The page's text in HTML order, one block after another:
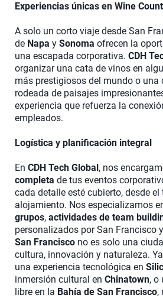
Experiencias únicas en Wine
A solo un corto viaje desde San
de Napa y Sonoma ofrecen la
una escapada corporativa. CDH
organizar una cata de vinos en
más prestigiosos del mundo o una
rodeada de paisajes
experiencia que refuerza la
empleados.
Logística y planificación integral
En CDH Tech Global, nos
completa de tus eventos
cada detalle esté cubierto, desde
alojamiento. Nos especializamos
grupos, actividades de team
personalizados por San Francisco
San Francisco no es solo una
cultura, innovación y naturaleza.
una experiencia tecnológica en
inmersión cultural en Chinatown, o
libre en la Bahía de San Francisco,